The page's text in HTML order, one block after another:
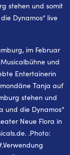
stehen und somit
Dynamos“ live